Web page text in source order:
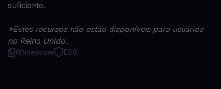
suficiente.
*Estes recursos não estão disponíveis para usuários
no Reino Unido.
Whitepaper ESG